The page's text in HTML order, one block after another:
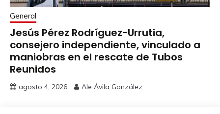
General
Jesús Pérez Rodríguez-Urrutia,
consejero independiente, vinculado a
maniobras en el rescate de Tubos
Reunidos
agosto 4, 2026 Ale Ávila González